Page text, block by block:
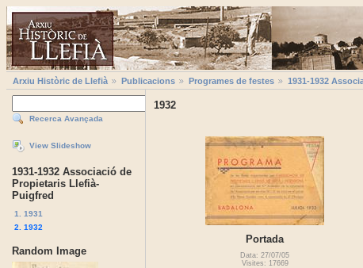
Arxiu Històric de Llefià Publicacions Programes de festes 1931-1932
Recerca Avançada
View Slideshow
1931-1932 Associació de
Propietaris Llefià-
Puigfred
1. 1931
2. 1932
Random Image
1932
Portada
Data: 27/07/05
Visites: 17669